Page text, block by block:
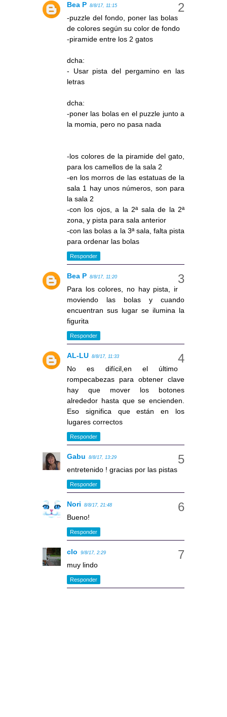
Bea P 8/8/17, 11:15
-puzzle del fondo, poner las bolas
de colores según su color de fondo
-piramide entre los 2 gatos
dcha:
- Usar pista del pergamino en las
letras
dcha:
-poner las bolas en el puzzle junto a
la momia, pero no pasa nada
-los colores de la piramide del gato,
para los camellos de la sala 2
-en los morros de las estatuas de la
sala 1 hay unos números, son para
la sala 2
-con los ojos, a la 2ª sala de la 2ª
zona, y pista para sala anterior
-con las bolas a la 3ª sala, falta pista
para ordenar las bolas
Responder
Bea P 8/8/17, 11:20
Para los colores, no hay pista, ir
moviendo las bolas y cuando
encuentran sus lugar se ilumina la
figurita
Responder
AL-LU 8/8/17, 11:33
No es difícil,en el último
rompecabezas para obtener clave
hay que mover los botones
alrededor hasta que se encienden.
Eso significa que están en los
lugares correctos
Responder
Gabu 8/8/17, 13:29
entretenido ! gracias por las pistas
Responder
Nori 8/8/17, 21:48
Bueno!
Responder
clo 9/8/17, 2:29
muy lindo
Responder